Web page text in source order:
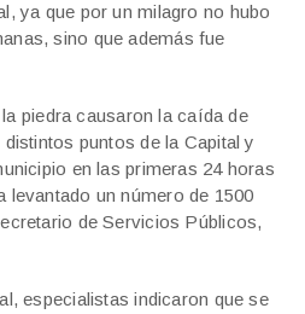
ya que por un milagro no hubo
sino que además fue
piedra causaron la caída de
puntos de la Capital y
en las primeras 24 horas
levantado un número de 1500
de Servicios Públicos,
especialistas indicaron que se